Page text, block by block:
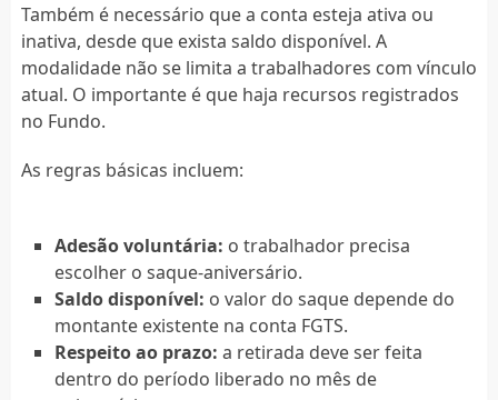
Também é necessário que a conta esteja ativa ou
inativa, desde que exista saldo disponível. A
modalidade não se limita a trabalhadores com vínculo
atual. O importante é que haja recursos registrados
no Fundo.
As regras básicas incluem:
Adesão voluntária: o trabalhador precisa
escolher o saque-aniversário.
Saldo disponível: o valor do saque depende do
montante existente na conta FGTS.
Respeito ao prazo: a retirada deve ser feita
dentro do período liberado no mês de